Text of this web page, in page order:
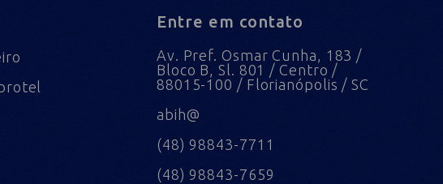
Entre em contato
Av. Pref. Osmar Cunha, 183 /
Bloco B, Sl. 801 / Centro /
88015-100 / Florianópolis / SC
abih@
(48) 98843-7711
(48) 98843-7659